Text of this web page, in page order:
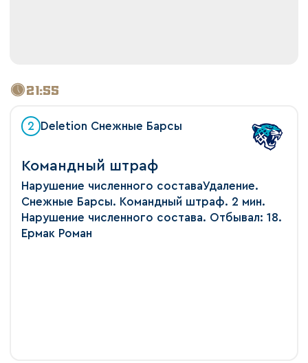
21:55
2 Deletion Снежные Барсы
Командный штраф
Нарушение численного составаУдаление.
Снежные Барсы. Командный штраф. 2 мин.
Нарушение численного состава. Отбывал: 18.
Ермак Роман